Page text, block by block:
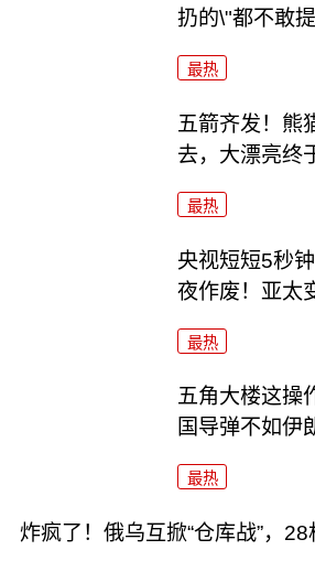
扔的\"都不敢提
最热
五箭齐发！熊
去，大漂亮终
最热
央视短短5秒
夜作废！亚太
最热
五角大楼这操
国导弹不如伊
最热
炸疯了！俄乌互掀“仓库战”，